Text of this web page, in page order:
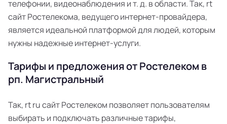
телефонии, видеонаблюдения и т. д. в области. Так, rt
сайт Ростелекома, ведущего интернет-провайдера,
является идеальной платформой для людей, которым
нужны надежные интернет-услуги.
Тарифы и предложения от Ростелеком в
рп. Магистральный
Так, rt ru сайт Ростелеком позволяет пользователям
выбирать и подключать различные тарифы,